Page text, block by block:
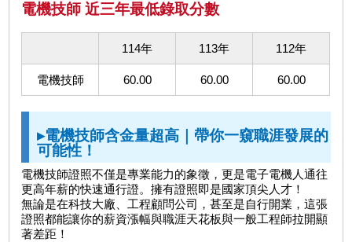
電機技師 近三年最低錄取分數
114年 113年 112年
電機技師 60.00 60.00 60.00
▸電機技師含金量超高｜帶你一窺職涯發展的
可能性！
電機技師證照不僅是專業能力的象徵，更是電子電機人通往
更高年薪的快速通行證。擁有證照即是國家頂尖人才！
無論是在科技大廠、工程顧問公司，甚至是自行開業，這張
證照都能讓你的薪資漲幅與職涯天花板與一般工程師拉開顯
著差距！